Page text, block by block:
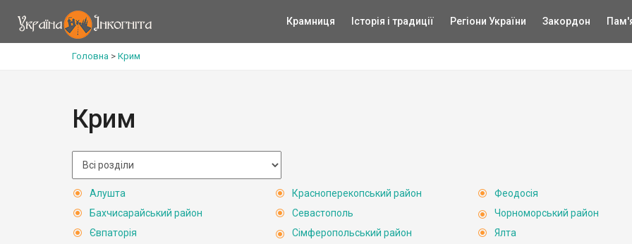
Крамниця Історія і традиції Регіони України Закордон
Головна > Крим
Крим
Алушта
Бахчисарайський район
Євпаторія
Красноперекопський район
Севастополь
Сімферопольський район
Феодосія
Чорноморський район
Ялта